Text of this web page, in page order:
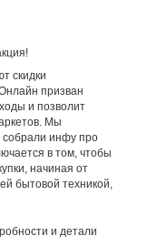
скидки
призван
и позволит
Мы
инфу про
в том, чтобы
начиная от
бытовой техникой,
и детали